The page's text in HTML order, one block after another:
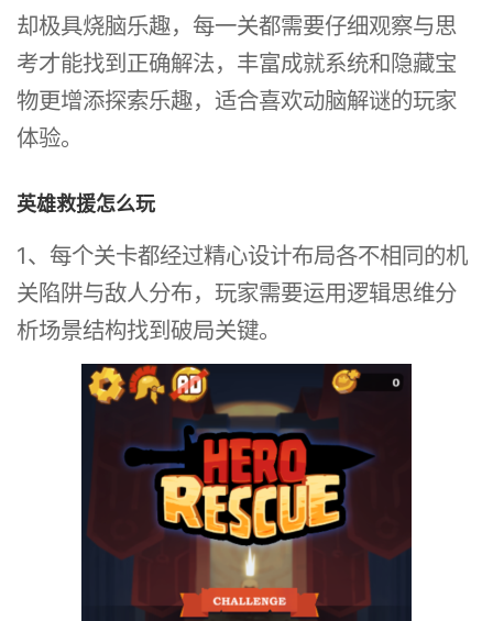
却极具烧脑乐趣，每一关都需要仔细观察与思
考才能找到正确解法，丰富成就系统和隐藏宝
物更增添探索乐趣，适合喜欢动脑解谜的玩家
体验。
英雄救援怎么玩
1、每个关卡都经过精心设计布局各不相同的机
关陷阱与敌人分布，玩家需要运用逻辑思维分
析场景结构找到破局关键。